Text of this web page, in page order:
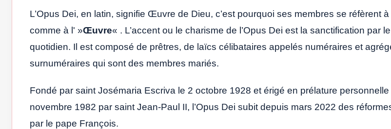
L’Opus Dei, en latin, signifie Œuvre de Dieu, c’est pourquoi ses membres se réfèrent à
comme à l' »Œuvre« . L’accent ou le charisme de l’Opus Dei est la sanctification par
quotidien. Il est composé de prêtres, de laïcs célibataires appelés numéraires et
surnuméraires qui sont des membres mariés.
Fondé par saint Josémaria Escriva le 2 octobre 1928 et érigé en prélature personnelle
novembre 1982 par saint Jean-Paul II, l’Opus Dei subit depuis mars 2022 des
par le pape François.